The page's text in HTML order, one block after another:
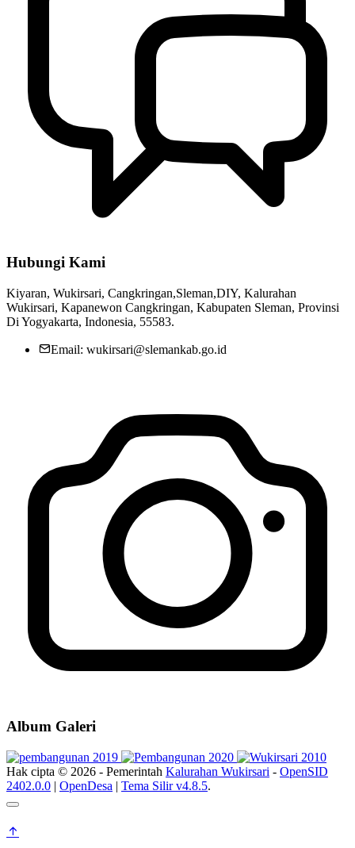
Hubungi Kami
Kiyaran, Wukirsari, Cangkringan,Sleman,DIY, Kalurahan
Wukirsari, Kapanewon Cangkringan, Kabupaten Sleman, Provinsi
Di Yogyakarta, Indonesia, 55583.
Email: wukirsari@slemankab.go.id
Album Galeri
Hak cipta © 2026 - Pemerintah Kalurahan Wukirsari - OpenSID
2402.0.0 | OpenDesa | Tema Silir v4.8.5.